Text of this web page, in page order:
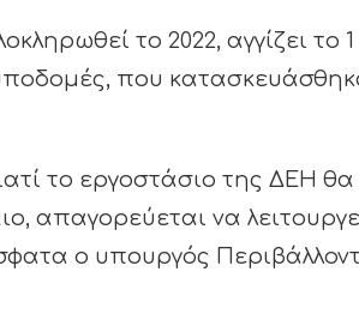
το 2022, αγγίζει το 1
που
το εργοστάσιο της ΔΕΗ θα
απαγορεύεται να
ο υπουργός